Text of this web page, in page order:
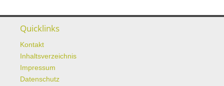
Quicklinks
Kontakt
Inhaltsverzeichnis
Impressum
Datenschutz